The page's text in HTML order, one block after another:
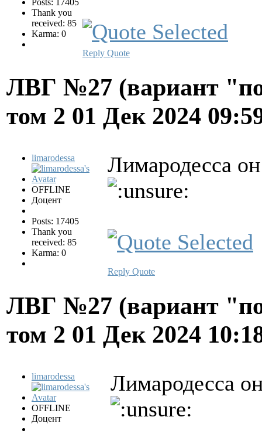
Thank you
received: 85
Karma: 0
Reply Quote
ЛВГ №27 (вариант
том 2 01 Дек 2024
limarodessa
OFFLINE
Доцент
Posts: 17405
Thank you
received: 85
Karma: 0
Лимародесса
Reply Quote
ЛВГ №27 (вариант
том 2 01 Дек 2024
limarodessa
OFFLINE
Доцент
Лимародесса